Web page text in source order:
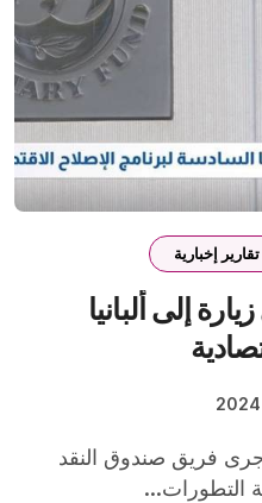
تقارير إخبارية
إلى ألبانيا
التطورات...